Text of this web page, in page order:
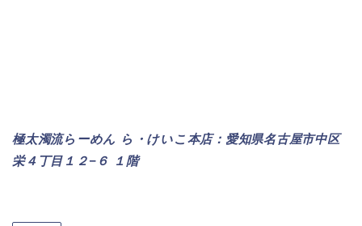
極太濁流らーめん ら・けいこ本店：愛知県名古屋市中区
栄４丁目１２−６ １階